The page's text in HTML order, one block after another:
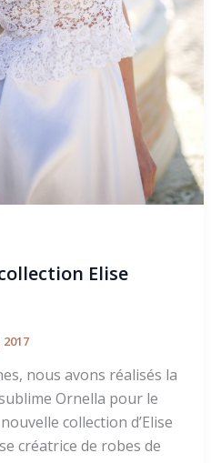
Elise
nous avons réalisés la
Ornella pour le
collection d’Elise
créatrice de robes de